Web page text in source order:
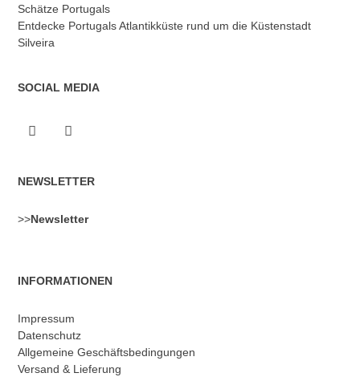
Schätze Portugals
Entdecke Portugals Atlantikküste rund um die Küstenstadt
Silveira
SOCIAL MEDIA
NEWSLETTER
>>Newsletter
INFORMATIONEN
Impressum
Datenschutz
Allgemeine Geschäftsbedingungen
Versand & Lieferung